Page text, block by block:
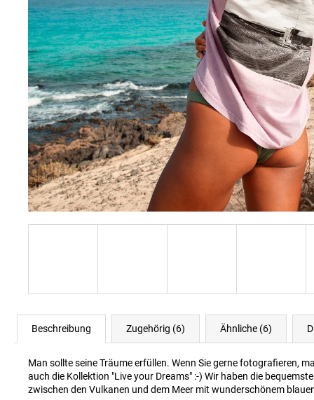
Beschreibung Zugehörig (6) Ähnliche (6)
Man sollte seine Träume erfüllen. Wenn Sie gerne fotografieren,
auch die Kollektion "Live your Dreams" :-) Wir haben die
zwischen den Vulkanen und dem Meer mit wunderschönem